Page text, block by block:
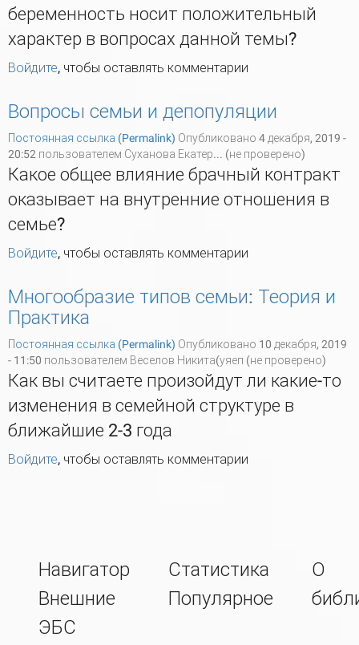
беременность носит положительный
характер в вопросах данной темы?
Войдите, чтобы оставлять комментарии
Вопросы семьи и депопуляции
Постоянная ссылка (Permalink) Опубликовано 4 декабря, 2019 -
20:52 пользователем Суханова Екатер... (не проверено)
Какое общее влияние брачный контракт
оказывает на внутренние отношения в
семье?
Войдите, чтобы оставлять комментарии
Многообразие типов семьи: Теория и
Практика
Постоянная ссылка (Permalink) Опубликовано 10 декабря, 2019
- 11:50 пользователем Веселов Никита(уяеп (не проверено)
Как вы считаете произойдут ли какие-то
изменения в семейной структуре в
ближайшие 2-3 года
Войдите, чтобы оставлять комментарии
Навигатор
Внешние
ЭБС
Статистика
Популярное
О